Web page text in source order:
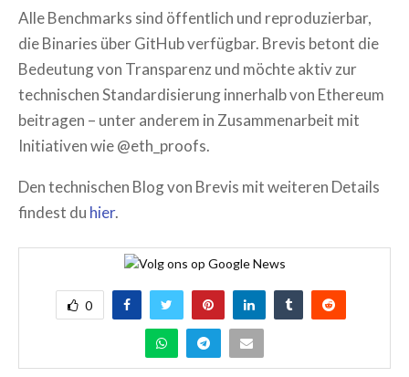
Alle Benchmarks sind öffentlich und reproduzierbar,
die Binaries über GitHub verfügbar. Brevis betont die
Bedeutung von Transparenz und möchte aktiv zur
technischen Standardisierung innerhalb von Ethereum
beitragen – unter anderem in Zusammenarbeit mit
Initiativen wie @eth_proofs.
Den technischen Blog von Brevis mit weiteren Details
findest du hier.
0